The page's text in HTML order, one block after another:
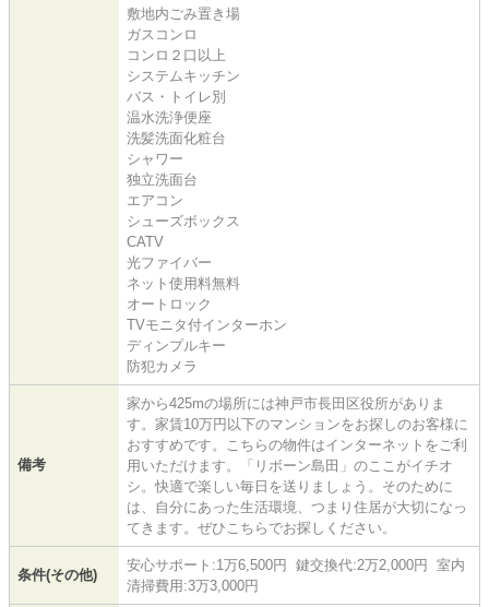
敷地内ごみ置き場
ガスコンロ
コンロ２口以上
システムキッチン
バス・トイレ別
温水洗浄便座
洗髪洗面化粧台
シャワー
独立洗面台
エアコン
シューズボックス
CATV
光ファイバー
ネット使用料無料
オートロック
TVモニタ付インターホン
ディンプルキー
防犯カメラ
備考
家から425mの場所には神戸市長田区役所がありま
す。家賃10万円以下のマンションをお探しのお客様に
おすすめです。こちらの物件はインターネットをご利
用いただけます。「リボーン島田」のここがイチオ
シ。快適で楽しい毎日を送りましょう。そのために
は、自分にあった生活環境、つまり住居が大切になっ
てきます。ぜひこちらでお探しください。
条件(その他)
安心サポート:1万6,500円 鍵交換代:2万2,000円 室内
清掃費用:3万3,000円